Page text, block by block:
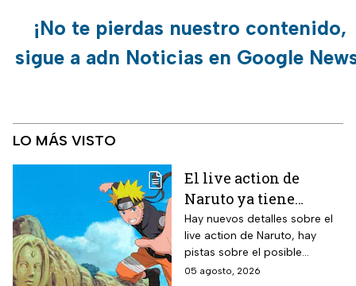
¡No te pierdas nuestro contenido,
sigue a adn Noticias en Google
LO MÁS VISTO
El live action de
Naruto ya tiene
director y así avanza
el casting de la
película
Hay nuevos detalles sobre el
live action de Naruto, hay
pistas sobre el posible
enfoque de la historia y
05 agosto, 2026